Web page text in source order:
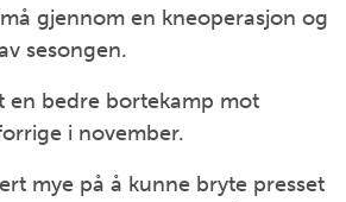
gjennom en kneoperasjon og
sesongen.
en bedre bortekamp mot
i november.
mye på å kunne bryte presset